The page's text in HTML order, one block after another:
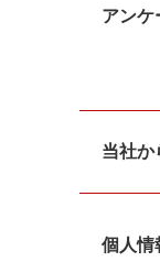
アンケ
当社か
個人情